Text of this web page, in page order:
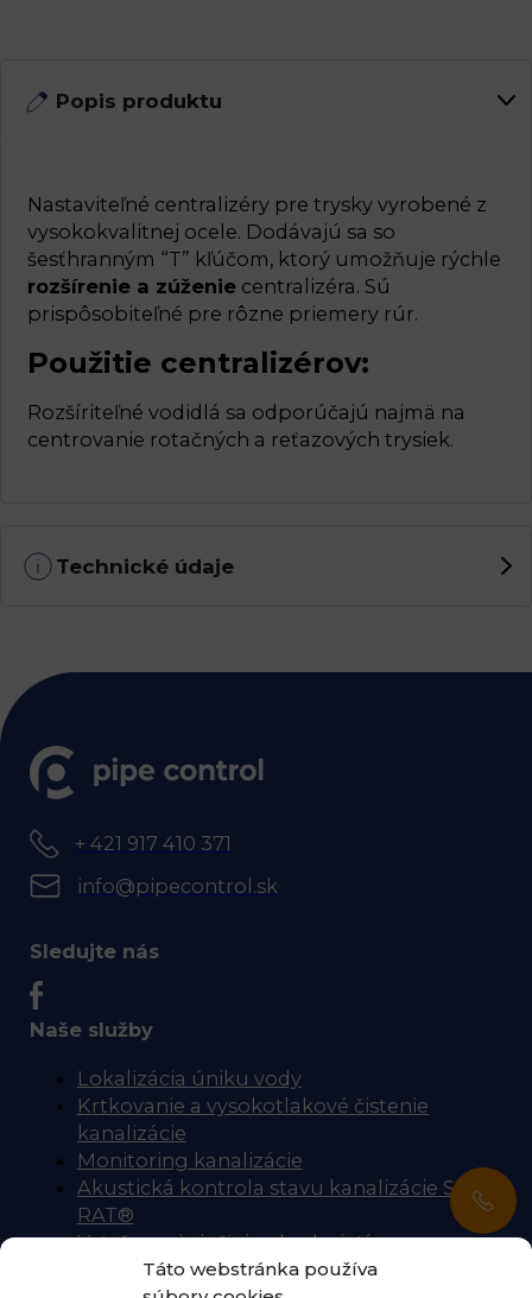
Táto webstránka používa
Popis produktu
Nastaviteľné centralizéry pre trysky vyrobené z
vysokokvalitnej ocele. Dodávajú sa so
šesťhranným “T” kľúčom, ktorý umožňuje rýchle
rozšírenie a zúženiecentralizéra. Sú
prispôsobiteľné pre rôzne priemery rúr.
Použitie centralizérov:
Rozšíriteľné vodidlá sa odporúčajú najmä na
centrovanie rotačných a reťazových trysiek.
Technické údaje
+ 421 917 410 371
info@pipecontrol.sk
Sledujte nás
Naše služby
Lokalizácia úniku vody
Krtkovanie a vysokotlakové čistenie
kanalizácie
Monitoring kanalizácie
Akustická kontrola stavu kanalizácie SL-
RAT®
Vytyčovanie inžinierskych sietí
Úspora vody